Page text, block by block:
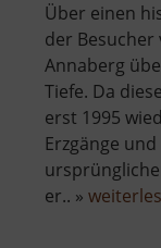
Über einen
der
Annaberg
Tiefe. Da
erst 1995
Erzgänge
er.. »